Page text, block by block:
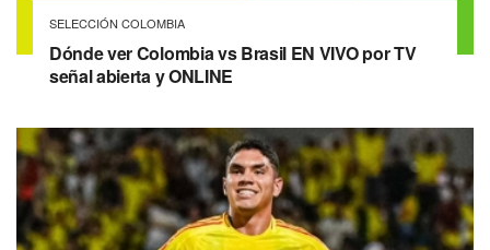
SELECCIÓN COLOMBIA
Dónde ver Colombia vs Brasil EN VIVO por TV
señal abierta y ONLINE